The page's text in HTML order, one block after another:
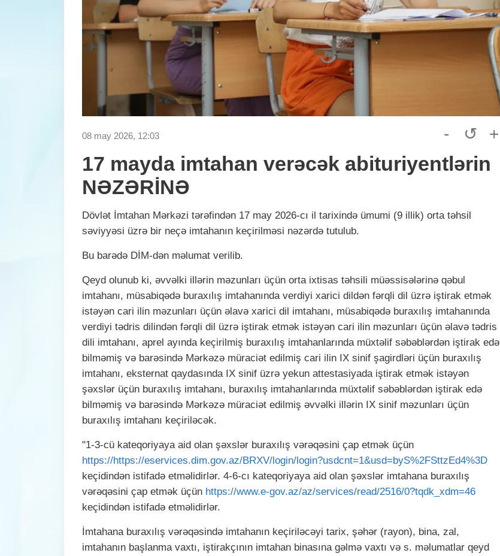
08 may 2026, 12:03 - ↺ +
17 mayda imtahan verəcək abituriyentlərin
NƏZƏRİNƏ
Dövlət İmtahan Mərkəzi tərəfindən 17 may 2026-cı il tarixində ümumi (9 illik) orta təhsil
səviyyəsi üzrə bir neçə imtahanın keçirilməsi nəzərdə tutulub.
Bu barədə DİM-dən məlumat verilib.
Qeyd olunub ki, əvvəlki illərin məzunları üçün orta ixtisas təhsili müəssisələrinə qəbul
imtahanı, müsabiqədə buraxılış imtahanında verdiyi xarici dildən fərqli dil üzrə iştirak etmək
istəyən cari ilin məzunları üçün əlavə xarici dil imtahanı, müsabiqədə buraxılış imtahanında
verdiyi tədris dilindən fərqli dil üzrə iştirak etmək istəyən cari ilin məzunları üçün əlavə tədris
dili imtahanı, aprel ayında keçirilmiş buraxılış imtahanlarında müxtəlif səbəblərdən iştirak edə
bilməmiş və barəsində Mərkəzə müraciət edilmiş cari ilin IX sinif şagirdləri üçün buraxılış
imtahanı, eksternat qaydasında IX sinif üzrə yekun attestasiyada iştirak etmək istəyən
şəxslər üçün buraxılış imtahanı, buraxılış imtahanlarında müxtəlif səbəblərdən iştirak edə
bilməmiş və barəsində Mərkəzə müraciət edilmiş əvvəlki illərin IX sinif məzunları üçün
buraxılış imtahanı keçiriləcək.
"1-3-cü kateqoriyaya aid olan şəxslər buraxılış vərəqəsini çap etmək üçün
https://https://eservices.dim.gov.az/BRXV/login/login?usdcnt=1&usd=byS%2FSttzEd4%3D
keçidindən istifadə etməlidirlər. 4-6-cı kateqoriyaya aid olan şəxslər imtahana buraxılış
vərəqəsini çap etmək üçün https://www.e-gov.az/az/services/read/2516/0?tqdk_xdm=46
keçidindən istifadə etməlidirlər.
İmtahana buraxılış vərəqəsində imtahanın keçiriləcəyi tarix, şəhər (rayon), bina, zal,
imtahanın başlanma vaxtı, iştirakçının imtahan binasına gəlmə vaxtı və s. məlumatlar qeyd